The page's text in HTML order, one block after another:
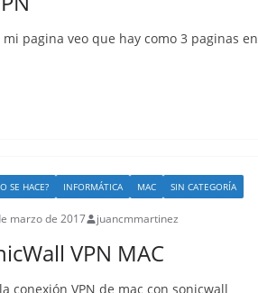
pagina veo que hay como 3 paginas en
SE HACE? INFORMÁTICA MAC SIN CATEGORÍA
marzo de 2017 juancmmartinez
VPN MAC
conexión VPN de mac con sonicwall